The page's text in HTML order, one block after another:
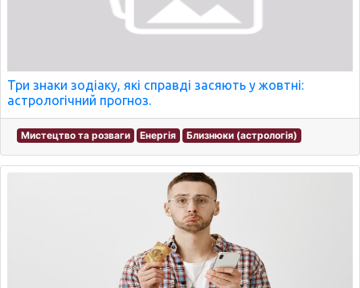
Три знаки зодіаку, які справді засяють у жовтні:
астрологічний прогноз.
Мистецтво та розваги Енергія Близнюки (астрологія)